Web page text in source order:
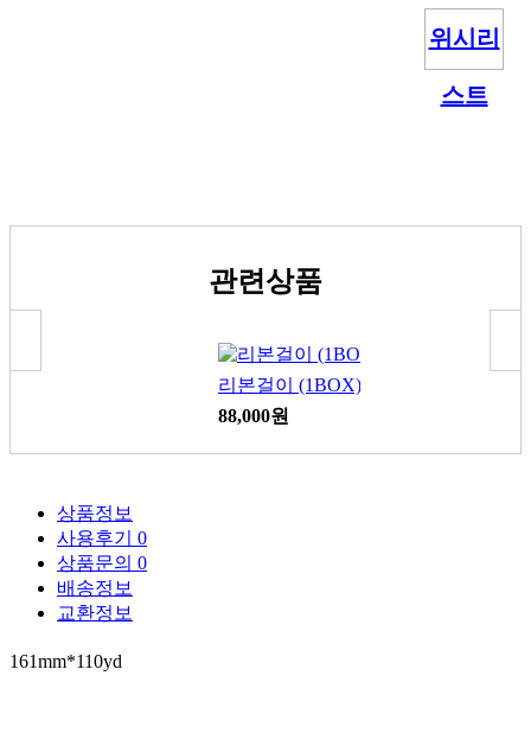
위시리
스트
관련상품
리본걸이 (1BOX)
88,000원
상품정보
사용후기 0
상품문의 0
배송정보
교환정보
161mm*110yd